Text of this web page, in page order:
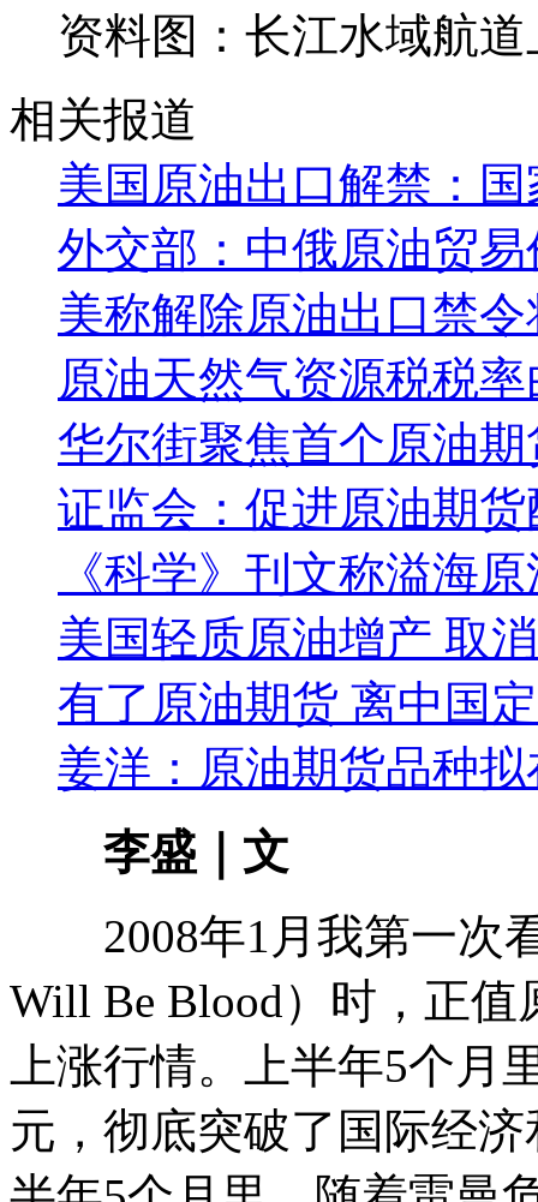
资料图：长江水域航
相关报道
美国原油出口解禁：
外交部：中俄原油贸
美称解除原油出口禁
原油天然气资源税税率
华尔街聚焦首个原油
证监会：促进原油期
《科学》刊文称溢海
美国轻质原油增产 取
有了原油期货 离中国
姜洋：原油期货品种
李盛｜文
2008年1月我第一次看
Will Be Blood）时，正
上涨行情。上半年5个月
元，彻底突破了国际经